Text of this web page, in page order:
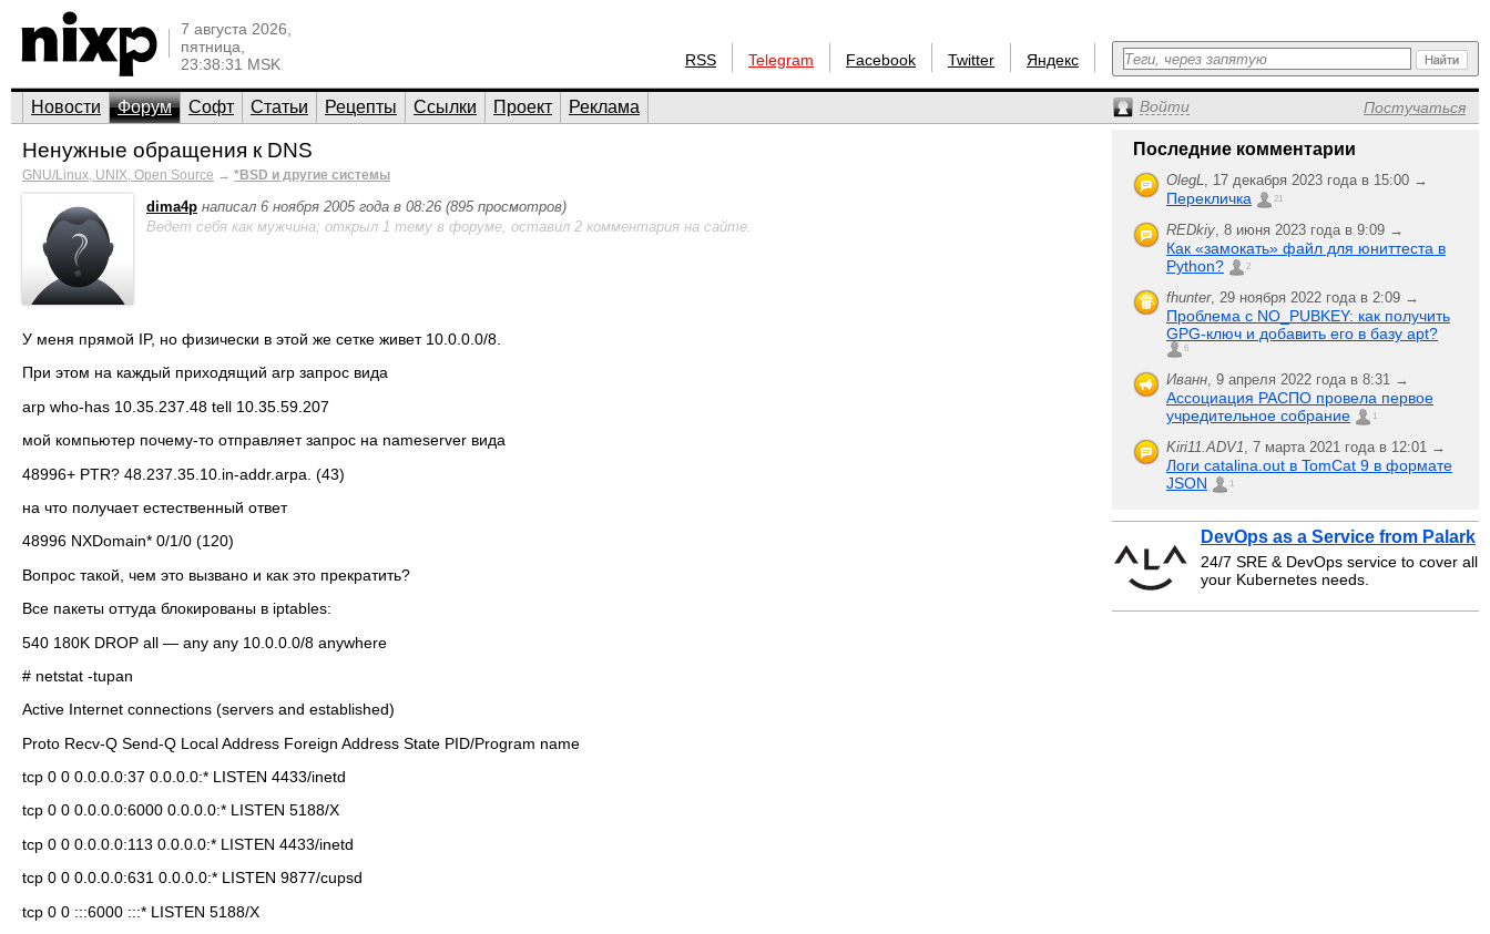
7 августа 2026,
пятница,
23:38:31 MSK
RSS Telegram Facebook Twitter Яндекс
Новости Форум Софт Статьи Рецепты Ссылки Проект Реклама Войти Постучаться
Ненужные обращения к DNS
GNU/Linux, UNIX, Open Source → *BSD и другие системы
dima4p написал 6 ноября 2005 года в 08:26 (895 просмотров)
Ведет себя как мужчина; открыл 1 тему в форуме, оставил 2 комментария на сайте.
У меня прямой IP, но физически в этой же сетке живет 10.0.0.0/8.
При этом на каждый приходящий arp запрос вида
arp who-has 10.35.237.48 tell 10.35.59.207
мой компьютер почему-то отправляет запрос на nameserver вида
48996+ PTR? 48.237.35.10.in-addr.arpa. (43)
на что получает естественный ответ
48996 NXDomain* 0/1/0 (120)
Вопрос такой, чем это вызвано и как это прекратить?
Все пакеты оттуда блокированы в iptables:
540 180K DROP all — any any 10.0.0.0/8 anywhere
# netstat -tupan
Active Internet connections (servers and established)
Proto Recv-Q Send-Q Local Address Foreign Address State PID/Program name
tcp 0 0 0.0.0.0:37 0.0.0.0:* LISTEN 4433/inetd
tcp 0 0 0.0.0.0:6000 0.0.0.0:* LISTEN 5188/X
tcp 0 0 0.0.0.0:113 0.0.0.0:* LISTEN 4433/inetd
tcp 0 0 0.0.0.0:631 0.0.0.0:* LISTEN 9877/cupsd
tcp 0 0 :::6000 :::* LISTEN 5188/X
Последние комментарии
OlegL, 17 декабря 2023 года в 15:00 →
Перекличка 21
REDkiy, 8 июня 2023 года в 9:09 →
Как «замокать» файл для юниттеста в
Python?
2
fhunter, 29 ноября 2022 года в 2:09 →
Проблема с NO_PUBKEY: как получить
GPG-ключ и добавить его в базу apt?
6
Иванн, 9 апреля 2022 года в 8:31 →
Ассоциация РАСПО провела первое
учредительное собрание
1
Kiri11.ADV1, 7 марта 2021 года в 12:01 →
Логи catalina.out в TomCat 9 в формате
JSON
1
DevOps as a Service from Palark
24/7 SRE & DevOps service to cover all
your Kubernetes needs.